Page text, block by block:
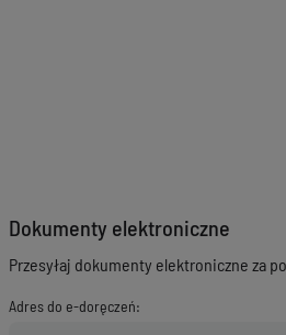
Dokumenty elektroniczne
Przesyłaj dokumenty elektroniczne za
Adres do e-doręczeń: